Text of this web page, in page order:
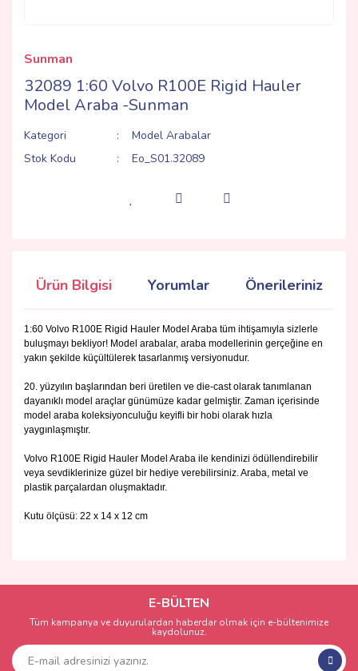
Sunman
32089 1:60 Volvo R100E Rigid Hauler
Model Araba -Sunman
Kategori
Model Arabalar
Stok Kodu
Eo_S01.32089
Ürün Bilgisi Yorumlar Önerileriniz
1:60 Volvo R100E Rigid Hauler Model Araba tüm ihtişamıyla sizlerle
buluşmayı bekliyor! Model arabalar, araba modellerinin gerçeğine en
yakın şekilde küçültülerek tasarlanmış versiyonudur.
20. yüzyılın başlarından beri üretilen ve die-cast olarak tanımlanan
dayanıklı model araçlar günümüze kadar gelmiştir. Zaman içerisinde
model araba koleksiyonculuğu keyifli bir hobi olarak hızla
yaygınlaşmıştır.
Volvo R100E Rigid Hauler Model Araba ile kendinizi ödüllendirebilir
veya sevdiklerinize güzel bir hediye verebilirsiniz. Araba, metal ve
plastik parçalardan oluşmaktadır.
Kutu ölçüsü: 22 x 14 x 12 cm
Yorum Yaz
kullanarak tarafımıza iletebilirsiniz.
Görüş ve önerileriniz için teşekkür ederiz.
Ürün açıklamasında eksik bilgiler bulunuyor.
E-BÜLTEN
Tüm kampanya ve duyurulardan haberdar olmak için e-bültenimize
kaydolunuz.